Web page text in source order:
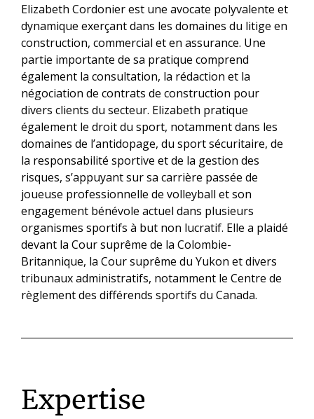
Elizabeth Cordonier est une avocate polyvalente et
dynamique exerçant dans les domaines du litige en
construction, commercial et en assurance. Une
partie importante de sa pratique comprend
également la consultation, la rédaction et la
négociation de contrats de construction pour
divers clients du secteur. Elizabeth pratique
également le droit du sport, notamment dans les
domaines de l’antidopage, du sport sécuritaire, de
la responsabilité sportive et de la gestion des
risques, s’appuyant sur sa carrière passée de
joueuse professionnelle de volleyball et son
engagement bénévole actuel dans plusieurs
organismes sportifs à but non lucratif. Elle a plaidé
devant la Cour suprême de la Colombie-
Britannique, la Cour suprême du Yukon et divers
tribunaux administratifs, notamment le Centre de
règlement des différends sportifs du Canada.
Expertise